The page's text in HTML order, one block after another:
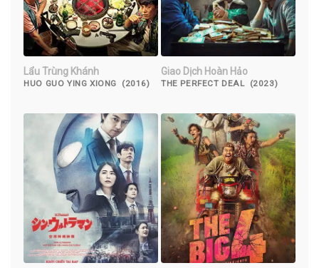
Lẩu Trùng Khánh
HUO GUO YING XIONG (2016)
Giao Dịch Hoàn Hảo
THE PERFECT DEAL (2023)